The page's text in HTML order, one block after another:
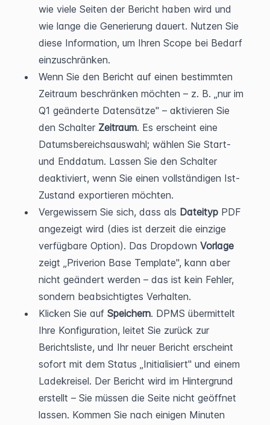
wie viele Seiten der Bericht haben wird und
wie lange die Generierung dauert. Nutzen Sie
diese Information, um Ihren Scope bei Bedarf
einzuschränken.
Wenn Sie den Bericht auf einen bestimmten
Zeitraum beschränken möchten – z. B. „nur im
Q1 geänderte Datensätze" – aktivieren Sie
den Schalter Zeitraum. Es erscheint eine
Datumsbereichsauswahl; wählen Sie Start-
und Enddatum. Lassen Sie den Schalter
deaktiviert, wenn Sie einen vollständigen Ist-
Zustand exportieren möchten.
Vergewissern Sie sich, dass als Dateityp PDF
angezeigt wird (dies ist derzeit die einzige
verfügbare Option). Das Dropdown Vorlage
zeigt „Priverion Base Template", kann aber
nicht geändert werden – das ist kein Fehler,
sondern beabsichtigtes Verhalten.
Klicken Sie auf Speichern. DPMS übermittelt
Ihre Konfiguration, leitet Sie zurück zur
Berichtsliste, und Ihr neuer Bericht erscheint
sofort mit dem Status „Initialisiert" und einem
Ladekreisel. Der Bericht wird im Hintergrund
erstellt – Sie müssen die Seite nicht geöffnet
lassen. Kommen Sie nach einigen Minuten